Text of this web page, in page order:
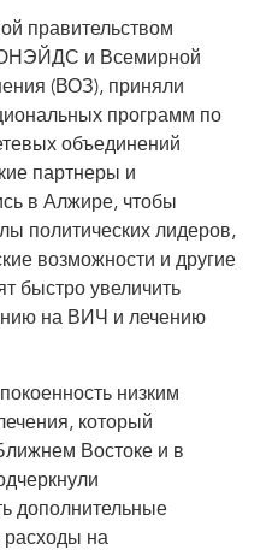
правительством
и Всемирной
(ВОЗ), приняли
программ по
объединений
партнеры и
в Алжире, чтобы
политических лидеров,
возможности и другие
быстро увеличить
на ВИЧ и лечению
низким
который
Востоке и в
дополнительные
расходы на